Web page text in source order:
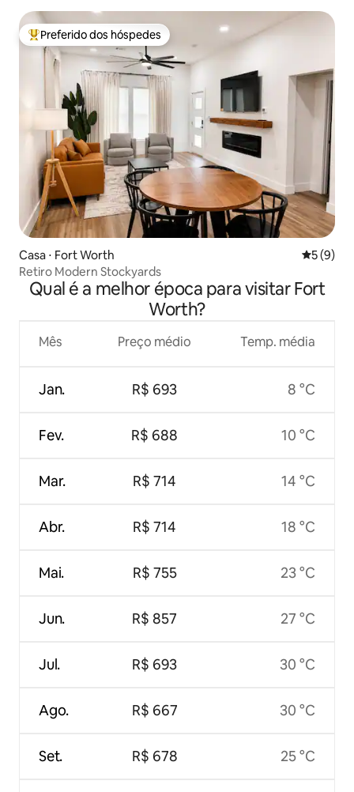
Entre os melhores preferidos dos hóspedes
Preferido dos hóspedes
Casa ⋅ Fort Worth 5 de
5 (9)
Retiro Modern Stockyards
Qual é a melhor época para visitar Fort
Worth?
Mês
Jan.
Fev.
Mar.
Abr.
Mai.
Jun.
Jul.
Ago.
Set.
Preço médio
R$ 693
R$ 688
R$ 714
R$ 714
R$ 755
R$ 857
R$ 693
R$ 667
R$ 678
Temp. média
8 °C
10 °C
14 °C
18 °C
23 °C
27 °C
30 °C
30 °C
25 °C